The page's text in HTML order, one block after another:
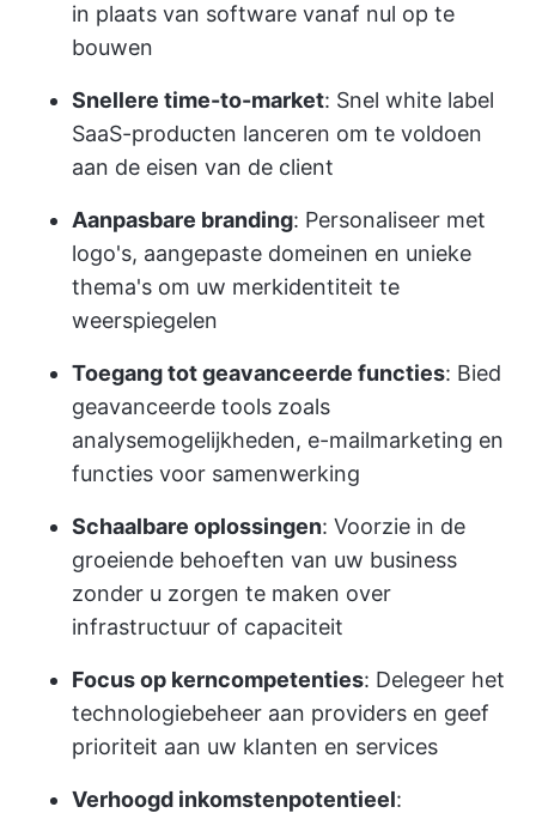
in plaats van software vanaf nul op te
bouwen
Snellere time-to-market: Snel white label
SaaS-producten lanceren om te voldoen
aan de eisen van de client
Aanpasbare branding: Personaliseer met
logo's, aangepaste domeinen en unieke
thema's om uw merkidentiteit te
weerspiegelen
Toegang tot geavanceerde functies: Bied
geavanceerde tools zoals
analysemogelijkheden, e-mailmarketing en
functies voor samenwerking
Schaalbare oplossingen: Voorzie in de
groeiende behoeften van uw business
zonder u zorgen te maken over
infrastructuur of capaciteit
Focus op kerncompetenties: Delegeer het
technologiebeheer aan providers en geef
prioriteit aan uw klanten en services
Verhoogd inkomstenpotentieel: